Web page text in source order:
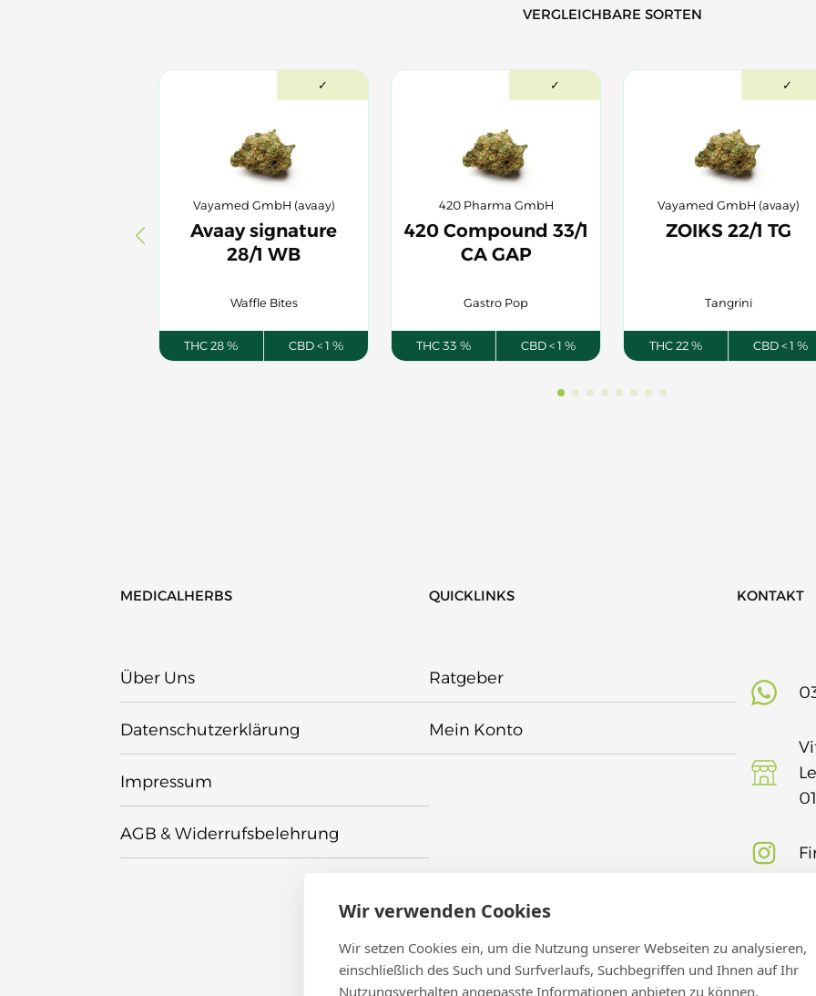
VERGLEICHBARE SORTEN
✓
Vayamed GmbH (avaay)
Avaay signature
28/1 WB
Waffle Bites
THC 28 % CBD < 1 %
✓
420 Pharma GmbH
420 Compound 33/1
CA GAP
Gastro Pop
THC 33 % CBD < 1 %
✓
Vayamed GmbH (avaay)
ZOIKS 22/1 TG
Tangrini
THC 22 % CBD < 1 %
MEDICALHERBS
Über Uns
Datenschutzerklärung
Impressum
AGB & Widerrufsbelehrung
QUICKLINKS
Ratgeber
Mein Konto
KONTAKT
Wir verwenden Cookies
Wir setzen Cookies ein, um die Nutzung unserer Webseiten zu analysieren,
einschließlich des Such und Surfverlaufs, Suchbegriffen und Ihnen auf Ihr
Nutzungsverhalten angepasste Informationen anbieten zu können.